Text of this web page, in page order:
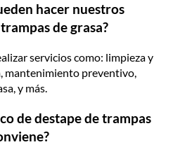
hacer nuestros
de grasa?
servicios como: limpieza y
mantenimiento preventivo,
y más.
de destape de trampas